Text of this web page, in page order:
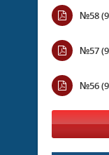
№58
№57
№56